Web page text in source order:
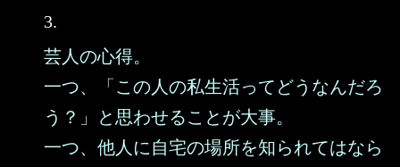
3.
芸人の心得。
一つ、「この人の私生活ってどうなんだろ
う？」と思わせることが大事。
一つ、他人に自宅の場所を知られてはなら